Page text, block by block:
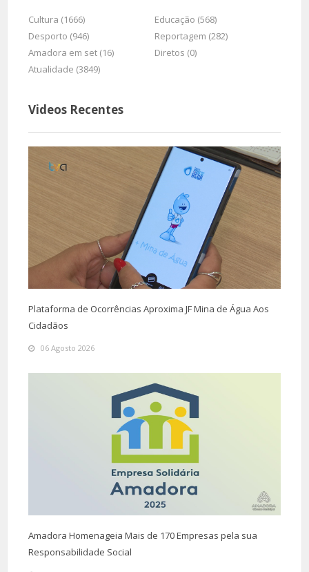
Cultura (1666)
Educação (568)
Desporto (946)
Reportagem (282)
Amadora em set (16)
Diretos (0)
Atualidade (3849)
Videos Recentes
Plataforma de Ocorrências Aproxima JF Mina de Água Aos
Cidadãos
06 Agosto 2026
Amadora Homenageia Mais de 170 Empresas pela sua
Responsabilidade Social